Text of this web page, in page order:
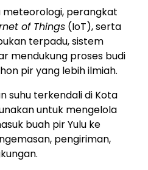
meteorologi, perangkat
of Things (IoT), serta
terpadu, sistem
mendukung proses budi
pir yang lebih ilmiah.
suhu terkendali di Kota
untuk mengelola
buah pir Yulu ke
pengiriman,